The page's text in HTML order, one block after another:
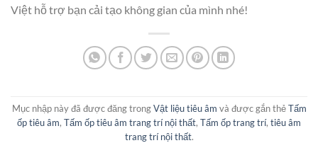
Việt hỗ trợ bạn cải tạo không gian của mình nhé!
Mục nhập này đã được đăng trongVật liệu tiêu âm và được gắn thẻTấm
ốp tiêu âm, Tấm ốp tiêu âm trang trí nội thất, Tấm ốp trang trí, tiêu âm
trang trí nội thất.